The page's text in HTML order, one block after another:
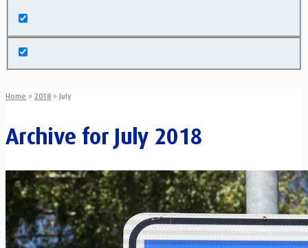
Home » 2018 » July
Archive for July 2018